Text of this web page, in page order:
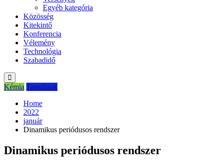
Egyéb kategória
Közösség
Kitekintő
Konferencia
Vélemény
Technológia
Szabadidő
Kémia Tanuljunk
Home
2022
január
Dinamikus periódusos rendszer
Dinamikus periódusos rendszer